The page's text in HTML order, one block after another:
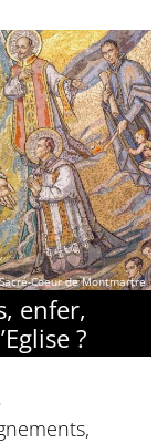
Coeur de Montmartre
enfer,
?